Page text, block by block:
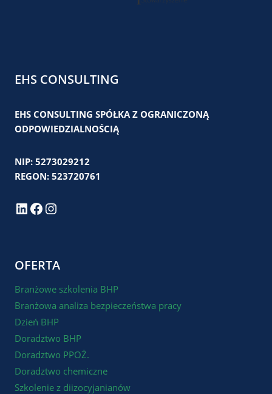
EHS CONSULTING
EHS CONSULTING SPÓŁKA Z OGRANICZONĄ
ODPOWIEDZIALNOŚCIĄ
NIP: 5273029212
REGON: 523720761
LinkedIn
Facebook
Instagram
OFERTA
Branżowe szkolenia BHP
Branżowa analiza bezpieczeństwa pracy
Dzień BHP
Doradztwo BHP
Doradztwo PPOŻ.
Doradztwo chemiczne
Szkolenie z diizocyjanianów